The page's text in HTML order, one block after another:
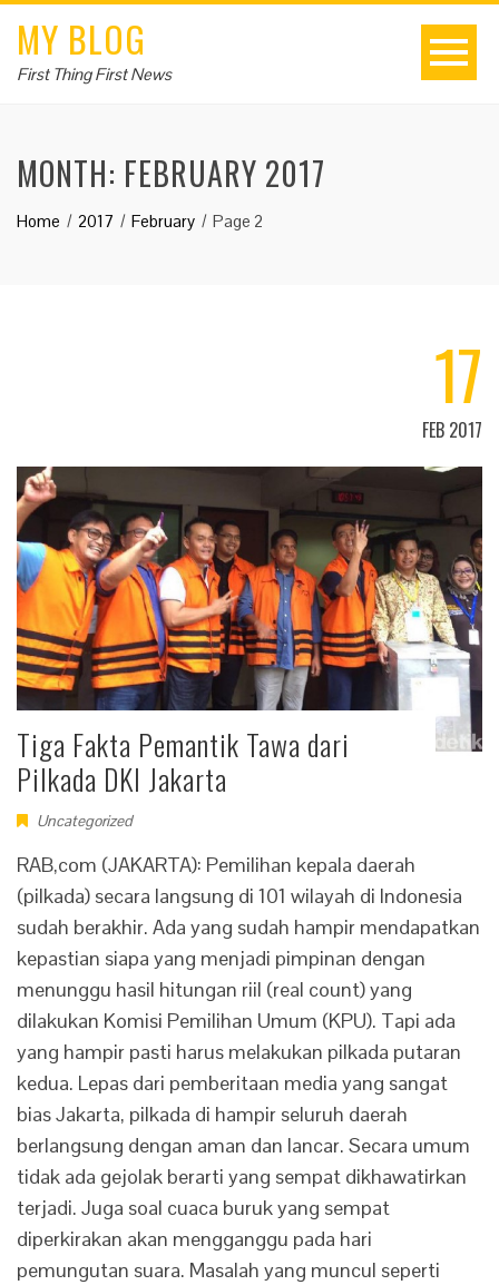
MY BLOG
First Thing First News
MONTH: FEBRUARY 2017
Home 2017 February Page 2
17
FEB 2017
Tiga Fakta Pemantik Tawa dari
Pilkada DKI Jakarta
Uncategorized
RAB,com (JAKARTA): Pemilihan kepala daerah
(pilkada) secara langsung di 101 wilayah di Indonesia
sudah berakhir. Ada yang sudah hampir mendapatkan
kepastian siapa yang menjadi pimpinan dengan
menunggu hasil hitungan riil (real count) yang
dilakukan Komisi Pemilihan Umum (KPU). Tapi ada
yang hampir pasti harus melakukan pilkada putaran
kedua. Lepas dari pemberitaan media yang sangat
bias Jakarta, pilkada di hampir seluruh daerah
berlangsung dengan aman dan lancar. Secara umum
tidak ada gejolak berarti yang sempat dikhawatirkan
terjadi. Juga soal cuaca buruk yang sempat
diperkirakan akan mengganggu pada hari
pemungutan suara. Masalah yang muncul seperti